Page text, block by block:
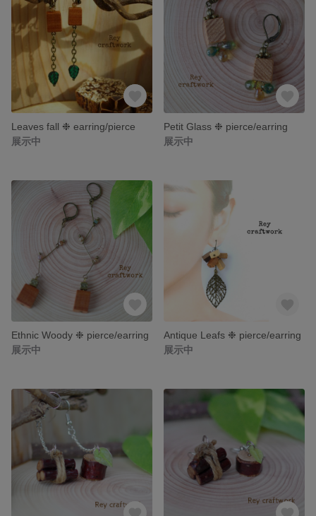
Leaves fall ❉ earring/pierce
展示中
Petit Glass ❉ pierce/earring
展示中
Ethnic Woody ❉ pierce/earring
展示中
Antique Leafs ❉ pierce/earring
展示中